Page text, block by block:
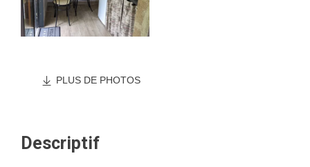
PLUS DE PHOTOS
Descriptif